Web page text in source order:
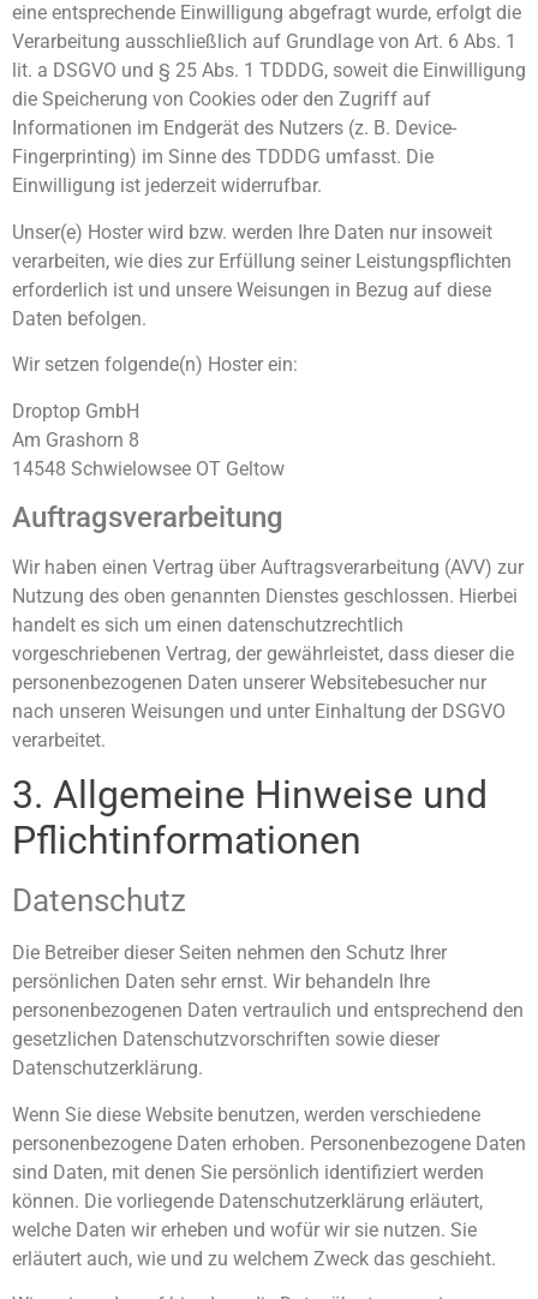
eine entsprechende Einwilligung abgefragt wurde, erfolgt die
Verarbeitung ausschließlich auf Grundlage von Art. 6 Abs. 1
lit. a DSGVO und § 25 Abs. 1 TDDDG, soweit die Einwilligung
die Speicherung von Cookies oder den Zugriff auf
Informationen im Endgerät des Nutzers (z. B. Device-
Fingerprinting) im Sinne des TDDDG umfasst. Die
Einwilligung ist jederzeit widerrufbar.
Unser(e) Hoster wird bzw. werden Ihre Daten nur insoweit
verarbeiten, wie dies zur Erfüllung seiner Leistungspflichten
erforderlich ist und unsere Weisungen in Bezug auf diese
Daten befolgen.
Wir setzen folgende(n) Hoster ein:
Droptop GmbH
Am Grashorn 8
14548 Schwielowsee OT Geltow
Auftragsverarbeitung
Wir haben einen Vertrag über Auftragsverarbeitung (AVV) zur
Nutzung des oben genannten Dienstes geschlossen. Hierbei
handelt es sich um einen datenschutzrechtlich
vorgeschriebenen Vertrag, der gewährleistet, dass dieser die
personenbezogenen Daten unserer Websitebesucher nur
nach unseren Weisungen und unter Einhaltung der DSGVO
verarbeitet.
3. Allgemeine Hinweise und
Pflicht­informationen
Datenschutz
Die Betreiber dieser Seiten nehmen den Schutz Ihrer
persönlichen Daten sehr ernst. Wir behandeln Ihre
personenbezogenen Daten vertraulich und entsprechend den
gesetzlichen Datenschutzvorschriften sowie dieser
Datenschutzerklärung.
Wenn Sie diese Website benutzen, werden verschiedene
personenbezogene Daten erhoben. Personenbezogene Daten
sind Daten, mit denen Sie persönlich identifiziert werden
können. Die vorliegende Datenschutzerklärung erläutert,
welche Daten wir erheben und wofür wir sie nutzen. Sie
erläutert auch, wie und zu welchem Zweck das geschieht.